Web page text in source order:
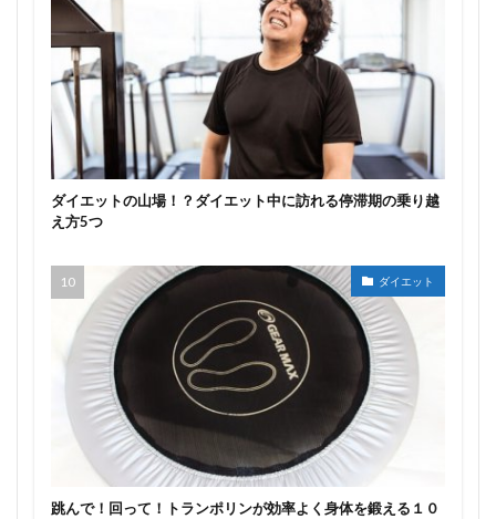
ダイエットの山場！？ダイエット中に訪れる停滞期の乗り越
え方5つ
ダイエット
跳んで！回って！トランポリンが効率よく身体を鍛える１０